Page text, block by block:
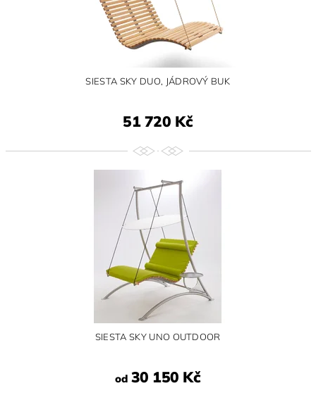
SIESTA SKY DUO, JÁDROVÝ BUK
51 720 Kč
SIESTA SKY UNO OUTDOOR
od30 150 Kč